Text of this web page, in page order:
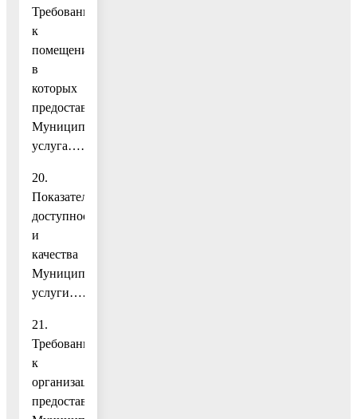
Требования
к
помещениям,
в
которых
предоставляется
Муниципальная
услуга………………..13
20.
Показатели
доступности
и
качества
Муниципальной
услуги……………………………………..13
21.
Требования
к
организации
предоставления